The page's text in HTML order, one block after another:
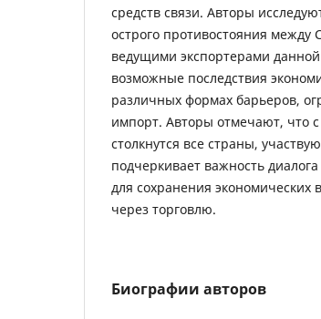
средств связи. Авторы
острого противостояния
ведущими экспортерами
возможные последствия
различных формах барьеров,
импорт. Авторы отмечают, что
столкнутся все страны,
подчеркивает важность
для сохранения экономических
через торговлю.
Биографии авторов